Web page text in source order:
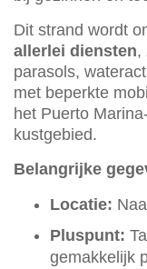
Dit strand wordt
allerlei diensten,
parasols,
met beperkte
het Puerto
kustgebied.
Belangrijke
Locatie:
Pluspunt:
gemakkelijk